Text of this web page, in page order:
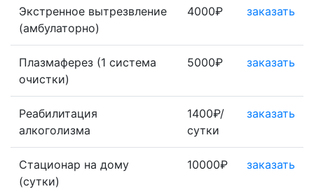
Экстренное вытрезвление
(амбулаторно)
4000₽ заказать
Плазмаферез (1 система
очистки)
5000₽ заказать
Реабилитация
алкоголизма
1400₽/
сутки
заказать
Стационар на дому
(сутки)
10000₽ заказать